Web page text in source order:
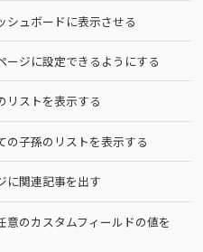
シュボードに表示させる
ジに設定できるようにする
リストを表示する
の子孫のリストを表示する
に関連記事を出す
のカスタムフィールドの値を